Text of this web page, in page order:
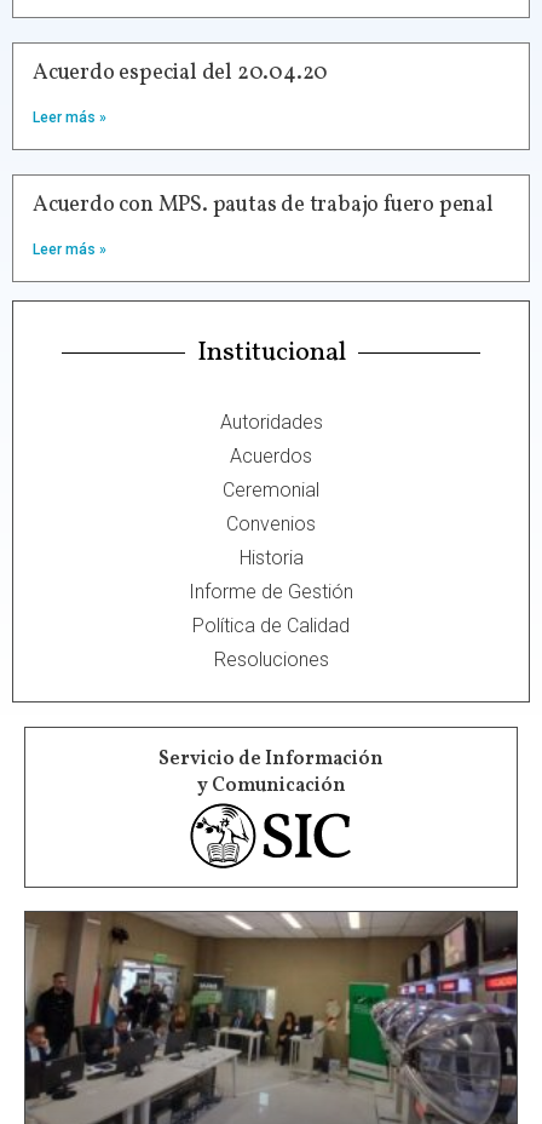
Acuerdo especial del 20.04.20
Leer más »
Acuerdo con MPS. pautas de trabajo fuero penal
Leer más »
Institucional
Autoridades
Acuerdos
Ceremonial
Convenios
Historia
Informe de Gestión
Política de Calidad
Resoluciones
Servicio de Información
y Comunicación